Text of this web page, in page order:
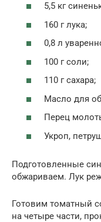
5,5 кг
160 г лука;
0,8 л
100 г соли;
110 г сахара;
Масло для
Перец
Укроп,
Подготовленные
обжариваем. Лук
Готовим томатный
на четыре части,